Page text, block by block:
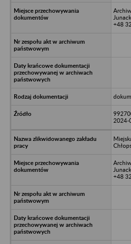
+48
2024-
+48